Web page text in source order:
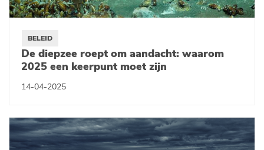
BELEID
De diepzee roept om aandacht: waarom
2025 een keerpunt moet zijn
14-04-2025